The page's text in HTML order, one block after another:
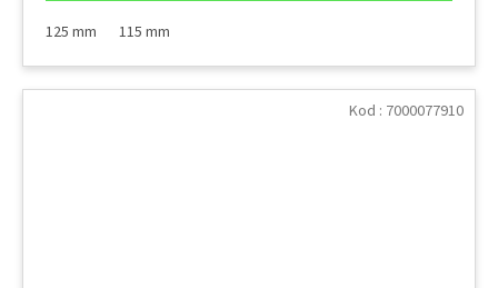
125 mm 115 mm
Kod : 7000077910